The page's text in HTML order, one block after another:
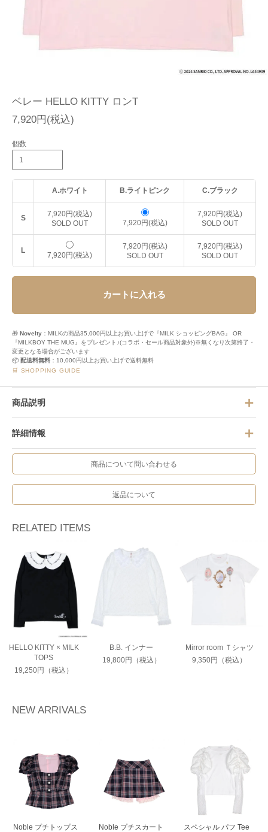
ベレー HELLO KITTY ロンT
7,920円(税込)
個数
A.ホワイト B.ライトピンク C.ブラック
S
7,920円(税込)
SOLD OUT
7,920円(税込)
7,920円(税込)
SOLD OUT
L
7,920円(税込)
7,920円(税込)
SOLD OUT
7,920円(税込)
SOLD OUT
カートに入れる
🎁 Novelty ：MILKの商品35,000円以上お買い上げで『MILK ショッピングBAG』 OR
『MILKBOY THE MUG』をプレゼント♪(コラボ・セール商品対象外)※無くなり次第終了・
変更となる場合がございます
📦 配送料無料 ：10,000円以上お買い上げで送料無料
🛒 SHOPPING GUIDE
商品説明
詳細情報
商品について問い合わせる
返品について
RELATED ITEMS
HELLO KITTY × MILK
TOPS
19,250円（税込）
B.B. インナー
19,800円（税込）
Mirror room Ｔシャツ
9,350円（税込）
NEW ARRIVALS
Noble プチトップス
Noble プチスカート
スペシャル パフ Tee